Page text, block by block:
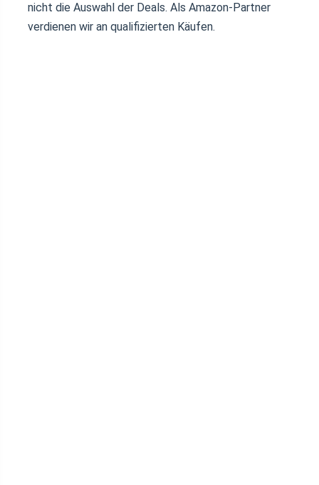
nicht die Auswahl der Deals. Als Amazon-Partner
verdienen wir an qualifizierten Käufen.